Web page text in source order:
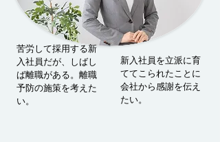
​苦労して採用する新
入社員だが、しばし
ば離職がある。離職
予防の施策を考えた
い。
新入社員を立派に育
ててこられたことに
会社から感謝を伝え
たい。